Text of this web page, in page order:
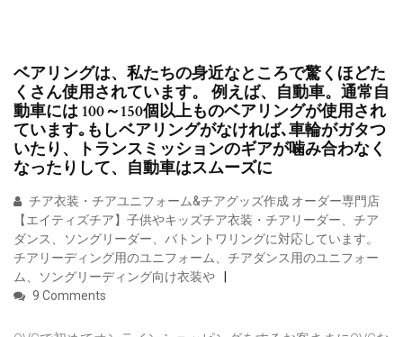
ベアリングは、私たちの身近なところで驚くほどた
くさん使用されています。 例えば、自動車。通常自
動車には 100～150個以上ものベアリングが使用され
ています｡もしベアリングがなければ､車輪がガタつ
いたり、トランスミッションのギアが噛み合わなく
なったりして、自動車はスムーズに
チア衣装・チアユニフォーム&チアグッズ作成 オーダー専門店
【エイティズチア】子供やキッズチア衣装・チアリーダー、チア
ダンス、ソングリーダー、バトントワリングに対応しています。
チアリーディング用のユニフォーム、チアダンス用のユニフォー
ム、ソングリーディング向け衣装や
9 Comments